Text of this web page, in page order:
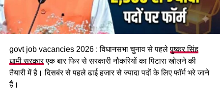
govt job vacancies 2026 : विधानसभा चुनाव से पहलेपुष्कर सिंह
धामी सरकारएक बार फिर से सरकारी नौकरियों का पिटारा खोलने की
तैयारी में है। दिसबंर से पहले ढाई हजार से ज्यादा पदों के लिए फॉर्म भरे जाने
हैं।